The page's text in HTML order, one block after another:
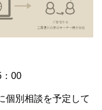
：00
相談を予定して